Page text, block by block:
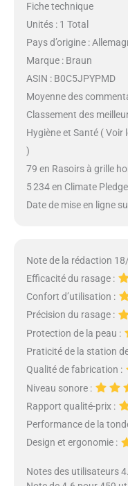
Fiche technique
Unités : 1 Total
Pays d’origine :
Marque : Braun
ASIN : B0C5JPYPMD
Moyenne des
Classement des
Hygiène et Santé ( Voir
)
79 en Rasoirs à grille
5 234 en Climate
Date de mise en ligne
Note de la rédaction
Efficacité du rasage :
Confort d’utilisation :
Précision du rasage :
Protection de la peau :
Praticité de la station
Qualité de fabrication :
Niveau sonore :
Rapport qualité-prix :
Performance de la
Design et ergonomie :
Notes des utilisateurs